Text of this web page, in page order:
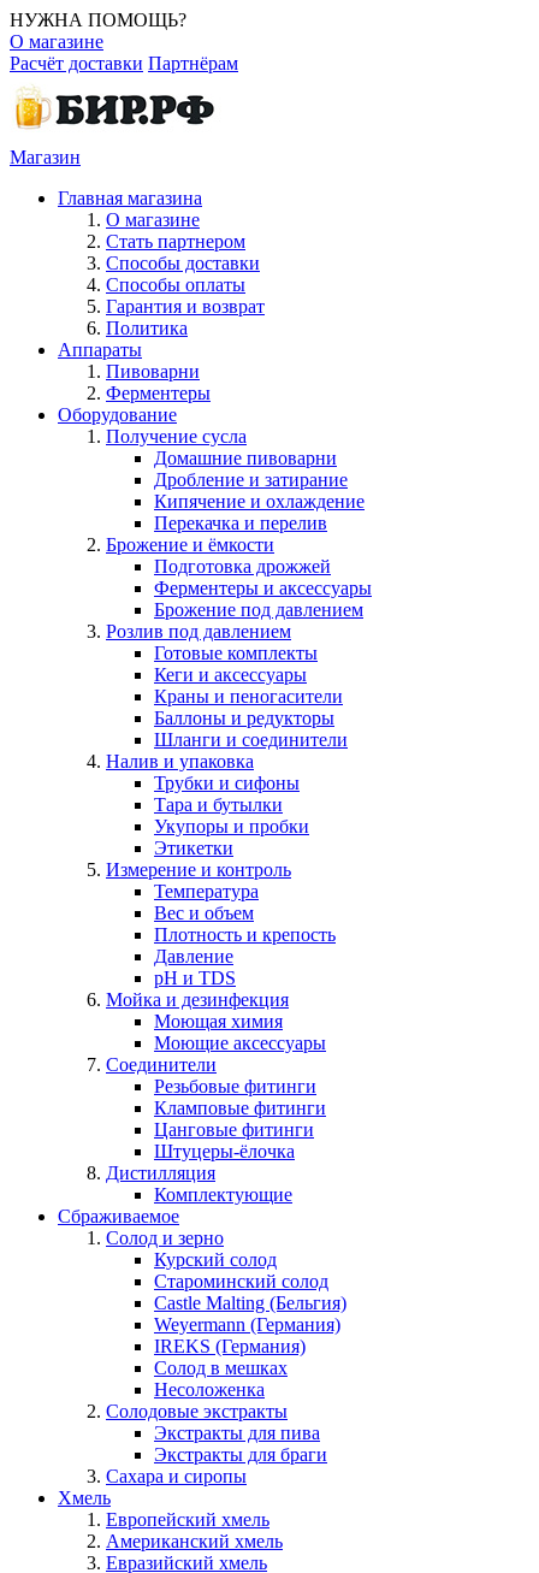
НУЖНА ПОМОЩЬ?
О магазине
Расчёт доставки Партнёрам
Магазин
Главная магазина
О магазине
Стать партнером
Способы доставки
Способы оплаты
Гарантия и возврат
Политика
Аппараты
Пивоварни
Ферментеры
Оборудование
Получение сусла
Домашние пивоварни
Дробление и затирание
Кипячение и охлаждение
Перекачка и перелив
Брожение и ёмкости
Подготовка дрожжей
Ферментеры и аксессуары
Брожение под давлением
Розлив под давлением
Готовые комплекты
Кеги и аксессуары
Краны и пеногасители
Баллоны и редукторы
Шланги и соединители
Налив и упаковка
Трубки и сифоны
Тара и бутылки
Укупоры и пробки
Этикетки
Измерение и контроль
Температура
Вес и объем
Плотность и крепость
Давление
pH и TDS
Мойка и дезинфекция
Моющая химия
Моющие аксессуары
Соединители
Резьбовые фитинги
Кламповые фитинги
Цанговые фитинги
Штуцеры-ёлочка
Дистилляция
Комплектующие
Сбраживаемое
Солод и зерно
Курский солод
Староминский солод
Castle Malting (Бельгия)
Weyermann (Германия)
IREKS (Германия)
Солод в мешках
Несоложенка
Солодовые экстракты
Экстракты для пива
Экстракты для браги
Сахара и сиропы
Хмель
Европейский хмель
Американский хмель
Евразийский хмель